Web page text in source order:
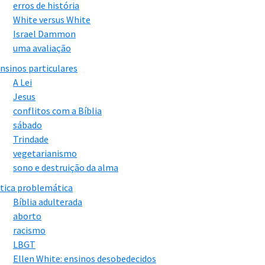
erros de história
White versus White
Israel Dammon
uma avaliação
particulares
A Lei
Jesus
conflitos com a Bíblia
sábado
Trindade
vegetarianismo
sono e destruição da alma
problemática
Bíblia adulterada
aborto
racismo
LBGT
Ellen White: ensinos desobedecidos